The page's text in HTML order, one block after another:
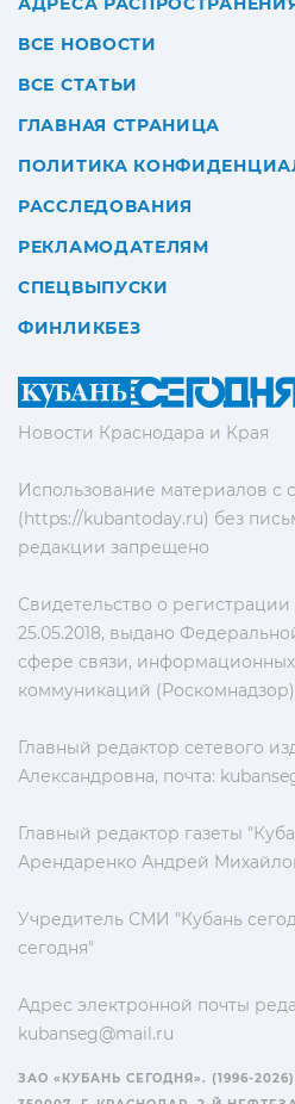
Новости Краснодара и Края
Использование материалов с
(https://kubantoday.ru) без
редакции запрещено
Свидетельство о
25.05.2018, выдано
сфере связи,
коммуникаций (Роскомнадзор)
Главный редактор сетевого
Александровна, почта:
Главный редактор газеты
Арендаренко Андрей
Учредитель СМИ "Кубань
сегодня"
Адрес электронной почты
kubanseg@mail.ru
ВСЕ НОВОСТИ
ВСЕ СТАТЬИ
ГЛАВНАЯ СТРАНИЦА
ПОЛИТИКА
РАССЛЕДОВАНИЯ
РЕКЛАМОДАТЕЛЯМ
СПЕЦВЫПУСКИ
ФИНЛИКБЕЗ
ЗАО «КУБАНЬ СЕГОДНЯ». (1996-2026)